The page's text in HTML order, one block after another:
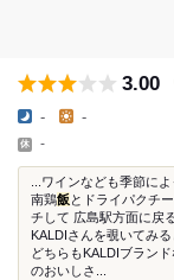
3.00
- -
-
...ワインなども季節に
南鶏飯 とドライパクチ
チして 広島駅方面に戻
KALDIさんを覗いてみ
どちらもKALDIブラン
のおいしさ...